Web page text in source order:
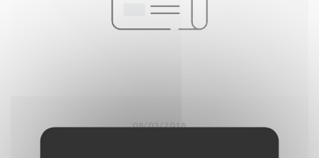
08/03/2018